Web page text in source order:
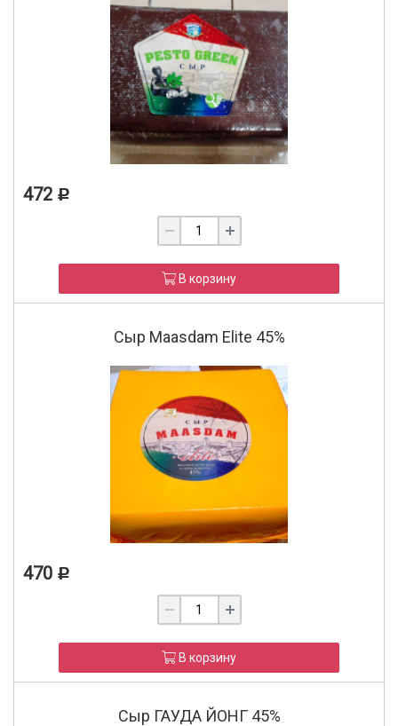
472 Р
В корзину
Сыр Maasdam Elite 45%
470 Р
В корзину
Сыр ГАУДА ЙОНГ 45%